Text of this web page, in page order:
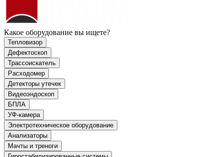
Какое оборудование вы ищете?
Тепловизор
Дефектоскоп
Трассоискатель
Расходомер
Детекторы утечек
Видеоэндоскоп
БПЛА
УФ-камера
Электротехническое оборудование
Анализаторы
Мачты и треноги